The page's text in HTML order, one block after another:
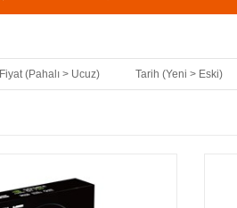
Fiyat (Pahalı > Ucuz) Tarih (Yeni > Eski)